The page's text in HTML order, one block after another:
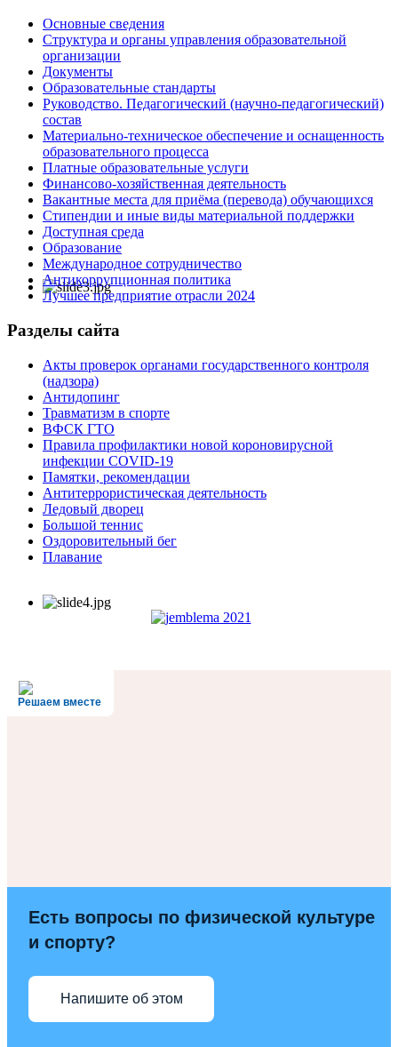
Основные сведения
Структура и органы управления образовательной
организации
Документы
Образовательные стандарты
Руководство. Педагогический (научно-педагогический)
состав
Материально-техническое обеспечение и оснащенность
образовательного процесса
Платные образовательные услуги
Финансово-хозяйственная деятельность
Вакантные места для приёма (перевода) обучающихся
Стипендии и иные виды материальной поддержки
Доступная среда
Образование
Международное сотрудничество
Антикоррупционная политика
Лучшее предприятие отрасли 2024
Разделы сайта
Акты проверок органами государственного контроля
(надзора)
Антидопинг
Травматизм в спорте
ВФСК ГТО
Правила профилактики новой короновирусной
инфекции COVID-19
Памятки, рекомендации
Антитеррористическая деятельность
Ледовый дворец
Большой теннис
Оздоровительный бег
Плавание
Решаем вместе
Есть вопросы по физической культуре
и спорту?
Напишите об этом